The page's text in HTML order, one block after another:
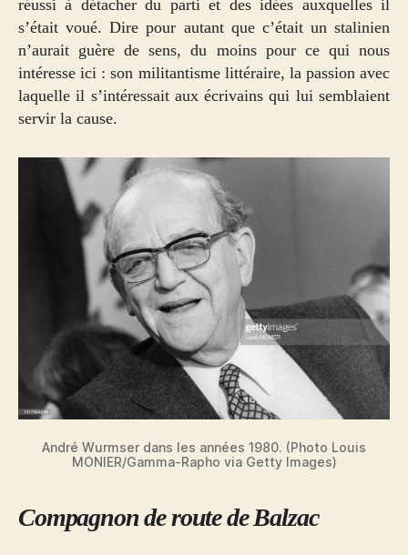
réussi à détacher du parti et des idées auxquelles il
s’était voué. Dire pour autant que c’était un stalinien
n’aurait guère de sens, du moins pour ce qui nous
intéresse ici : son militantisme littéraire, la passion avec
laquelle il s’intéressait aux écrivains qui lui semblaient
servir la cause.
André Wurmser dans les années 1980. (Photo Louis
MONIER/Gamma-Rapho via Getty Images)
Compagnon de route de Balzac